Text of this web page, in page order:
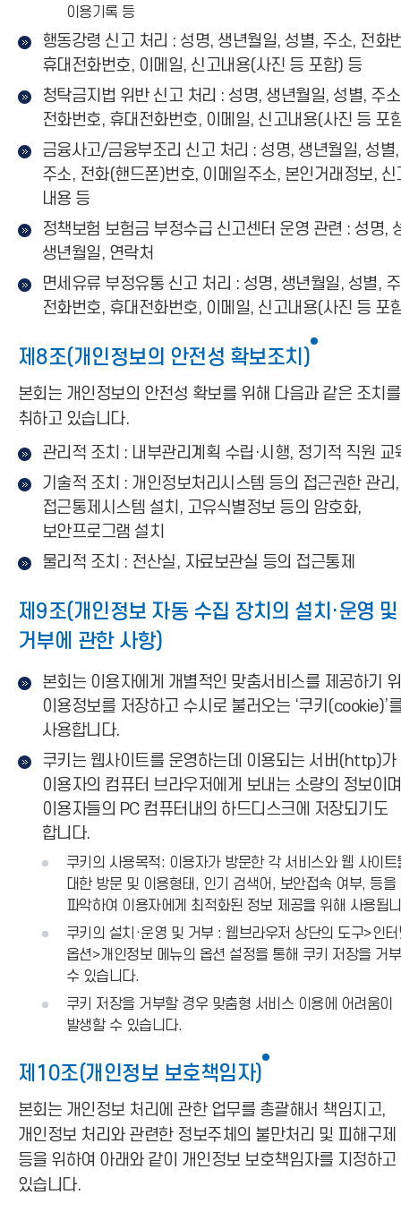
이용기록 등
행동강령 신고 처리 : 성명, 생년월일, 성별, 주소, 전화
휴대전화번호, 이메일, 신고내용(사진 등 포함) 등
청탁금지법 위반 신고 처리 : 성명, 생년월일, 성별, 주
전화번호, 휴대전화번호, 이메일, 신고내용(사진 등 포
금융사고/금융부조리 신고 처리 : 성명, 생년월일, 성별,
주소, 전화(핸드폰)번호, 이메일주소, 본인거래정보, 신
내용 등
정책보험 보험금 부정수급 신고센터 운영 관련 : 성명,
생년월일, 연락처
면세유류 부정유통 신고 처리 : 성명, 생년월일, 성별,
전화번호, 휴대전화번호, 이메일, 신고내용(사진 등 포
제8조(개인정보의 안전성 확보조치)
본회는 개인정보의 안전성 확보를 위해 다음과 같은 조치를
취하고 있습니다.
관리적 조치 : 내부관리계획 수립·시행, 정기적 직원 교
기술적 조치 : 개인정보처리시스템 등의 접근권한 관리,
접근통제시스템 설치, 고유식별정보 등의 암호화,
보안프로그램 설치
물리적 조치 : 전산실, 자료보관실 등의 접근통제
제9조(개인정보 자동 수집 장치의 설치·운영 및
거부에 관한 사항)
본회는 이용자에게 개별적인 맞춤서비스를 제공하기
이용정보를 저장하고 수시로 불러오는 ‘쿠키(cookie)’
사용합니다.
쿠키는 웹사이트를 운영하는데 이용되는 서버(http)가
이용자의 컴퓨터 브라우저에게 보내는 소량의 정보이며
이용자들의 PC 컴퓨터내의 하드디스크에 저장되기도
합니다.
쿠키의 사용목적: 이용자가 방문한 각 서비스와 웹 사이트
대한 방문 및 이용형태, 인기 검색어, 보안접속 여부, 등을
파악하여 이용자에게 최적화된 정보 제공을 위해 사용됩
쿠키의 설치·운영 및 거부 : 웹브라우저 상단의 도구>인터
옵션>개인정보 메뉴의 옵션 설정을 통해 쿠키 저장을 거
수 있습니다.
쿠키 저장을 거부할 경우 맞춤형 서비스 이용에 어려움이
발생할 수 있습니다.
제10조(개인정보 보호책임자)
본회는 개인정보 처리에 관한 업무를 총괄해서 책임지고,
개인정보 처리와 관련한 정보주체의 불만처리 및 피해구제
등을 위하여 아래와 같이 개인정보 보호책임자를 지정하고
있습니다.